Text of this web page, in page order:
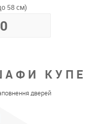
58 см)
КУПЕ
дверей